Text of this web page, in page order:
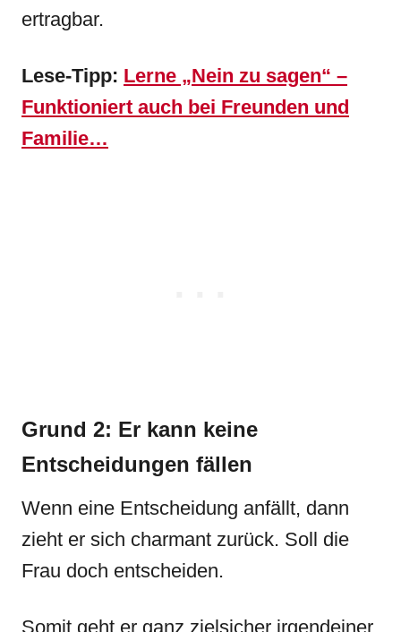
ertragbar.
Lese-Tipp: Lerne „Nein zu sagen“ –
Funktioniert auch bei Freunden und
Familie…
Grund 2: Er kann keine
Entscheidungen fällen
Wenn eine Entscheidung anfällt, dann
zieht er sich charmant zurück. Soll die
Frau doch entscheiden.
Somit geht er ganz zielsicher irgendeiner